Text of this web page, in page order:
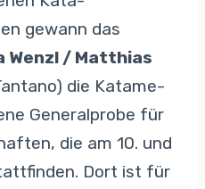
gewann das
Wenzl / Matthias
die Katame-
Generalprobe für
die am 10. und
Dort ist für